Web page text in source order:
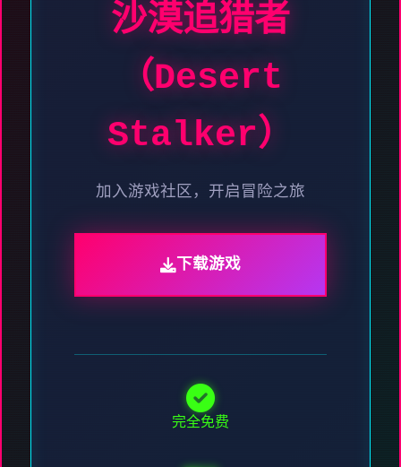
沙漠追猎者
（Desert
Stalker）
加入游戏社区，开启冒险之旅
下载游戏
完全免费